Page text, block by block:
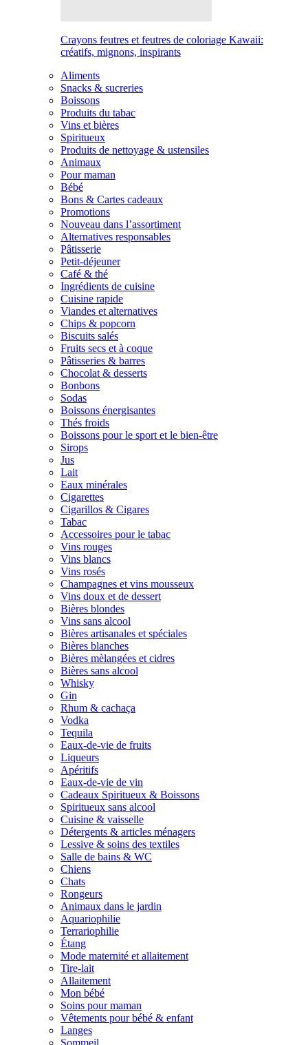
Crayons feutres et feutres de coloriage Kawaii:
créatifs, mignons, inspirants
Aliments
Snacks & sucreries
Boissons
Produits du tabac
Vins et bières
Spiritueux
Produits de nettoyage & ustensiles
Animaux
Pour maman
Bébé
Bons & Cartes cadeaux
Promotions
Nouveau dans l’assortiment
Alternatives responsables
Pâtisserie
Petit-déjeuner
Café & thé
Ingrédients de cuisine
Cuisine rapide
Viandes et alternatives
Chips & popcorn
Biscuits salés
Fruits secs et à coque
Pâtisseries & barres
Chocolat & desserts
Bonbons
Sodas
Boissons énergisantes
Thés froids
Boissons pour le sport et le bien-être
Sirops
Jus
Lait
Eaux minérales
Cigarettes
Cigarillos & Cigares
Tabac
Accessoires pour le tabac
Vins rouges
Vins blancs
Vins rosés
Champagnes et vins mousseux
Vins doux et de dessert
Bières blondes
Vins sans alcool
Bières artisanales et spéciales
Bières blanches
Bières mèlangées et cidres
Bières sans alcool
Whisky
Gin
Rhum & cachaça
Vodka
Tequila
Eaux-de-vie de fruits
Liqueurs
Apéritifs
Eaux-de-vie de vin
Cadeaux Spiritueux & Boissons
Spiritueux sans alcool
Cuisine & vaisselle
Détergents & articles ménagers
Lessive & soins des textiles
Salle de bains & WC
Chiens
Chats
Rongeurs
Animaux dans le jardin
Aquariophilie
Terrariophilie
Étang
Mode maternité et allaitement
Tire-lait
Allaitement
Mon bébé
Soins pour maman
Vêtements pour bébé & enfant
Langes
Sommeil